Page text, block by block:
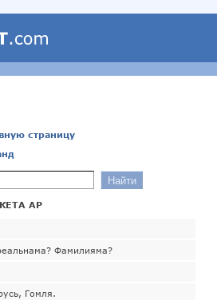
страницу
АР
Фамилияма?
Гомля.